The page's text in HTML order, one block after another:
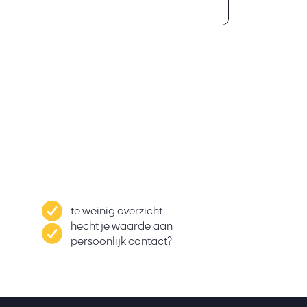
te weinig overzicht
hecht je waarde aan
persoonlijk contact?